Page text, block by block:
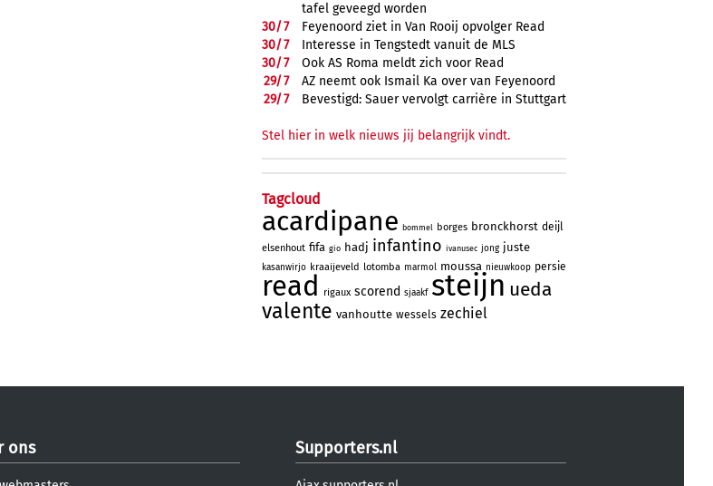
tafel geveegd worden
30/7
Feyenoord ziet in Van Rooij opvolger Read
30/7
Interesse in Tengstedt vanuit de MLS
30/7
Ook AS Roma meldt zich voor Read
29/7
AZ neemt ook Ismail Ka over van Feyenoord
29/7 Bevestigd: Sauer vervolgt carrière in Stuttgart
Stel hier in welk nieuws jij belangrijk vindt.
Tagcloud
acardipane bommel borges bronckhorst deijl
elsenhout fifa gio hadj infantino ivanusec jong juste
kasanwirjo kraaijeveld lotomba marmol moussa nieuwkoop persie
read rigaux scorend sjaakf steijn ueda
valente vanhoutte wessels zechiel
ons Supporters.nl